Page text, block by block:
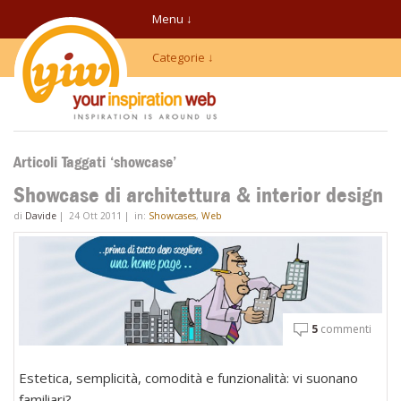
Menu ↓
Categorie ↓
Articoli Taggati ‘showcase’
Showcase di architettura & interior design
di Davide | 24 Ott 2011 | in: Showcases, Web
5 commenti
Estetica, semplicità, comodità e funzionalità: vi suonano